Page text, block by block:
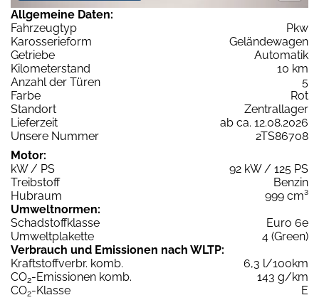
Allgemeine Daten:
Fahrzeugtyp
Pkw
Karosserieform
Geländewagen
Getriebe
Automatik
Kilometerstand
10 km
Anzahl der Türen
5
Farbe
Rot
Standort
Zentrallager
Lieferzeit
ab ca. 12.08.2026
Unsere Nummer
2TS86708
Motor:
kW / PS
92 kW / 125 PS
Treibstoff
Benzin
Hubraum
999 cm³
Umweltnormen:
Schadstoffklasse
Euro 6e
Umweltplakette
4 (Green)
Verbrauch und Emissionen nach WLTP:
Kraftstoffverbr. komb.
6,3 l/100km
CO2-Emissionen komb.
143 g/km
CO2-Klasse
E